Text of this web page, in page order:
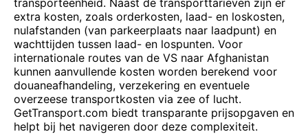
transporteenheid. Naast de transporttarieven zijn er
extra kosten, zoals orderkosten, laad- en loskosten,
nulafstanden (van parkeerplaats naar laadpunt) en
wachttijden tussen laad- en lospunten. Voor
internationale routes van de VS naar Afghanistan
kunnen aanvullende kosten worden berekend voor
douaneafhandeling, verzekering en eventuele
overzeese transportkosten via zee of lucht.
GetTransport.com biedt transparante prijsopgaven en
helpt bij het navigeren door deze complexiteit.